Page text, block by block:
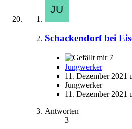
Schackendorf bei
7
Jungwerker
11. Dezember 2021
Jungwerker
11. Dezember 2021
Antworten
3